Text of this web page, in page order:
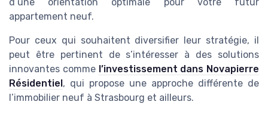
appartement neuf.
Pour ceux qui souhaitent diversifier leur stratégie, il
peut être pertinent de s’intéresser à des solutions
innovantes comme l’investissement dans Novapierre
Résidentiel, qui propose une approche différente de
l’immobilier neuf à Strasbourg et ailleurs.